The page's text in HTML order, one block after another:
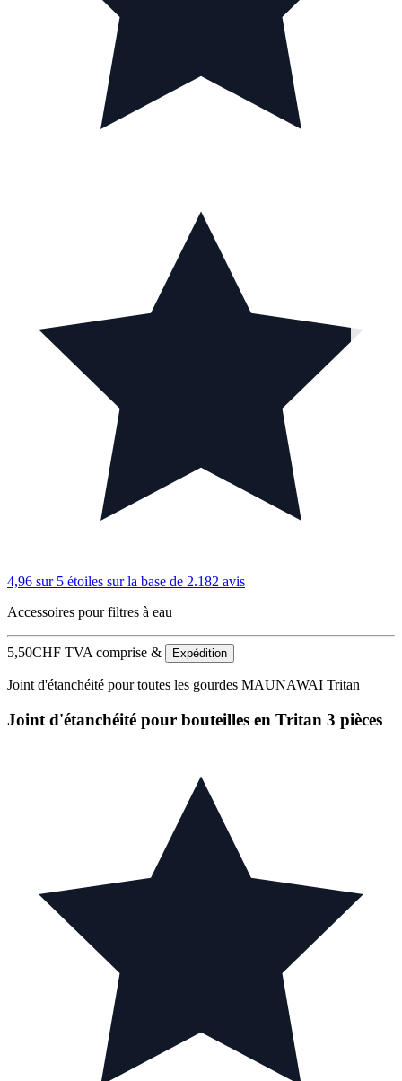
4,96 sur 5 étoiles sur la base de 2.182 avis
Accessoires pour filtres à eau
5,50CHF TVA comprise & Expédition
Joint d'étanchéité pour toutes les gourdes MAUNAWAI Tritan
Joint d'étanchéité pour bouteilles en Tritan 3 pièces